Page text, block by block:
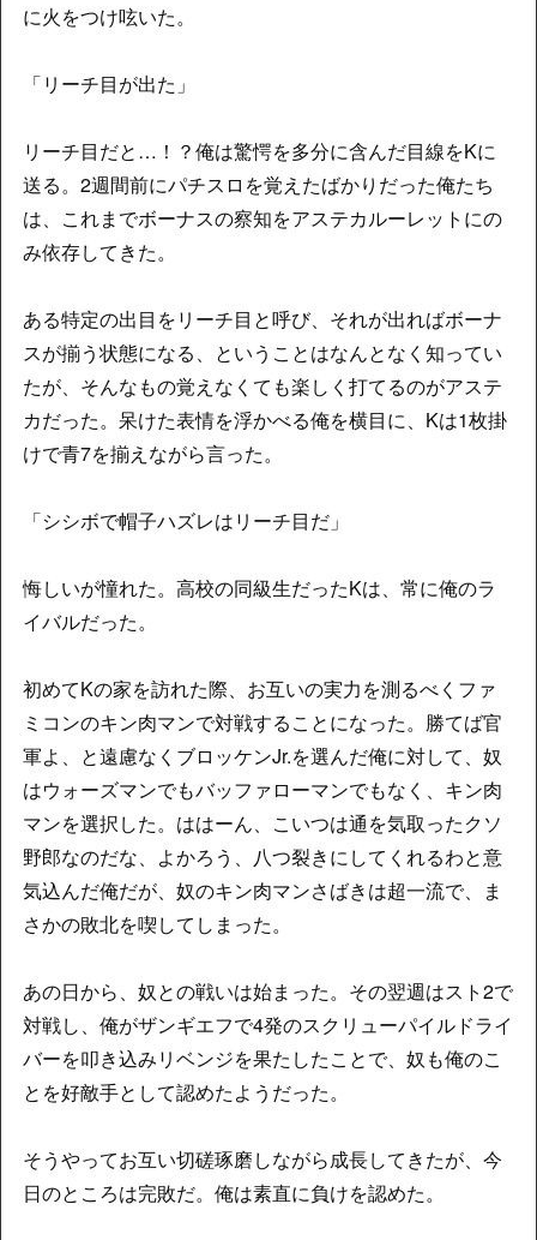
に火をつけ呟いた。
「リーチ目が出た」
リーチ目だと…！？俺は驚愕を多分に含んだ目線をKに
送る。2週間前にパチスロを覚えたばかりだった俺たち
は、これまでボーナスの察知をアステカルーレットにの
み依存してきた。
ある特定の出目をリーチ目と呼び、それが出ればボーナ
スが揃う状態になる、ということはなんとなく知ってい
たが、そんなもの覚えなくても楽しく打てるのがアステ
カだった。呆けた表情を浮かべる俺を横目に、Kは1枚掛
けで青7を揃えながら言った。
「シシボで帽子ハズレはリーチ目だ」
悔しいが憧れた。高校の同級生だったKは、常に俺のラ
イバルだった。
初めてKの家を訪れた際、お互いの実力を測るべくファ
ミコンのキン肉マンで対戦することになった。勝てば官
軍よ、と遠慮なくブロッケンJr.を選んだ俺に対して、奴
はウォーズマンでもバッファローマンでもなく、キン肉
マンを選択した。ははーん、こいつは通を気取ったクソ
野郎なのだな、よかろう、八つ裂きにしてくれるわと意
気込んだ俺だが、奴のキン肉マンさばきは超一流で、ま
さかの敗北を喫してしまった。
あの日から、奴との戦いは始まった。その翌週はスト2で
対戦し、俺がザンギエフで4発のスクリューパイルドライ
バーを叩き込みリベンジを果たしたことで、奴も俺のこ
とを好敵手として認めたようだった。
そうやってお互い切磋琢磨しながら成長してきたが、今
日のところは完敗だ。俺は素直に負けを認めた。